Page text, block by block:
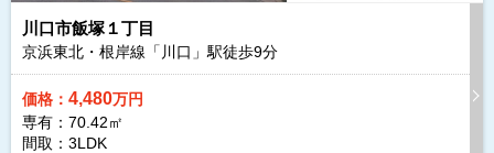
川口市飯塚１丁目
京浜東北・根岸線「川口」駅徒歩9分
価格： 4,480万円
専有：70.42㎡
間取：3LDK